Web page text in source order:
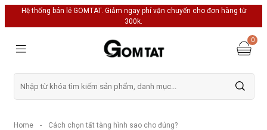
Hệ thống bán lẻ GOMTAT. Giảm ngay phí vận chuyển cho đơn hàng từ
300k.
0
Home - Cách chọn tất tàng hình sao cho đúng?